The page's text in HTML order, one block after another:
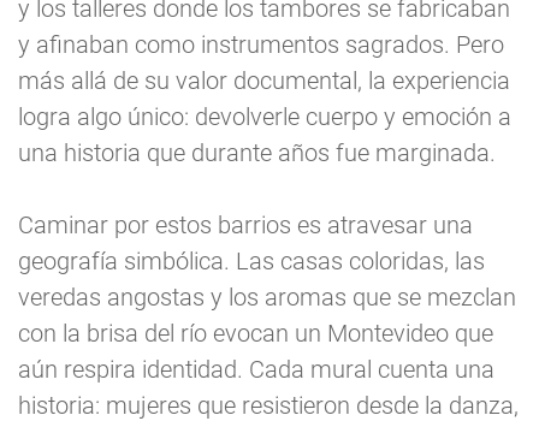
y los talleres donde los tambores se fabricaban
y afinaban como instrumentos sagrados. Pero
más allá de su valor documental, la experiencia
logra algo único: devolverle cuerpo y emoción a
una historia que durante años fue marginada.
Caminar por estos barrios es atravesar una
geografía simbólica. Las casas coloridas, las
veredas angostas y los aromas que se mezclan
con la brisa del río evocan un Montevideo que
aún respira identidad. Cada mural cuenta una
historia: mujeres que resistieron desde la danza,